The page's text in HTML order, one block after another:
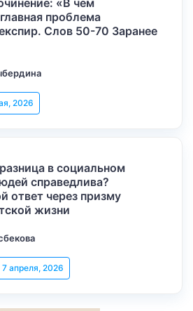
«В чем
проблема
Слов 50-70 Заранее
2026
в социальном
справедлива?
ответ через призму
жизни
7 апреля, 2026